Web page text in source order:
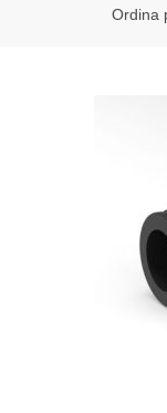
Ordina